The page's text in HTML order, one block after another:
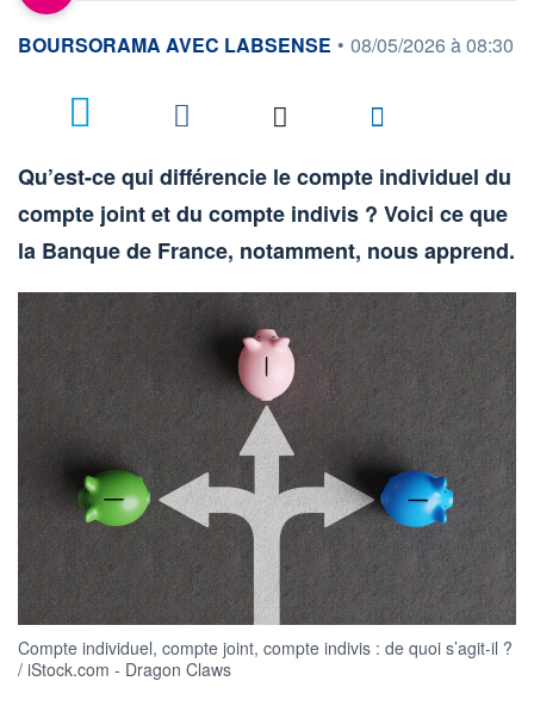
information fournie par
BOURSORAMA AVEC LABSENSE • 08/05/2026 à 08:30
Qu’est-ce qui différencie le compte individuel du
compte joint et du compte indivis ? Voici ce que
la Banque de France, notamment, nous apprend.
Compte individuel, compte joint, compte indivis : de quoi s’agit-il ?
/ iStock.com - Dragon Claws